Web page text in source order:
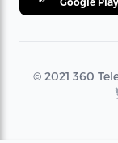
© 2021 360